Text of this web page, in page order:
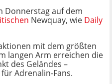
Donnerstag auf dem
Newquay, wie Daily
mit dem größten
langen Arm erreichen die
des Geländes –
Adrenalin-Fans.